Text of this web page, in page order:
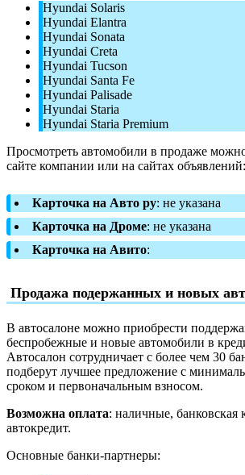
Hyundai Solaris
Hyundai Elantra
Hyundai Sonata
Hyundai Creta
Hyundai Tucson
Hyundai Santa Fe
Hyundai Palisade
Hyundai Staria
Hyundai Staria Premium
Просмотреть автомобили в продаже
сайте компании или на сайтах объявлений:
Карточка на Авто ру: не указана
Карточка на Дроме: не указана
Карточка на Авито:
Продажа подержанных и новых
В автосалоне можно приобрести
беспробежные и новые автомобили в
Автосалон сотрудничает с более чем 30
подберут лучшее предложение с
сроком и первоначальным взносом.
Возможна оплата: наличные, банковская
автокредит.
Основные банки-партнеры: